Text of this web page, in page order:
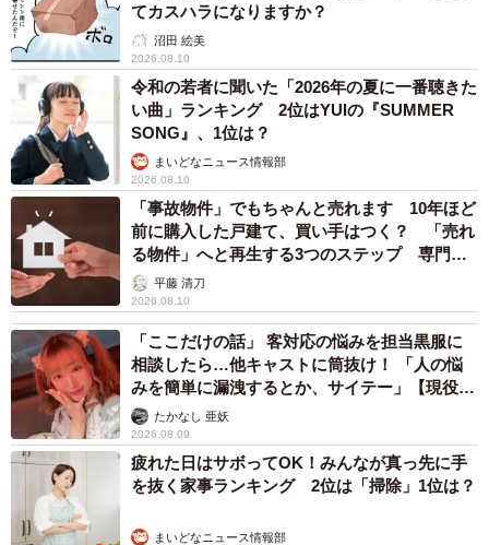
てカスハラになりますか？
沼田 絵美
2026.08.10
令和の若者に聞いた「2026年の夏に一番聴きた
い曲」ランキング 2位はYUIの『SUMMER
SONG』、1位は？
まいどなニュース情報部
2026.08.10
「事故物件」でもちゃんと売れます 10年ほど
前に購入した戸建て、買い手はつく？ 「売れ
る物件」へと再生する3つのステップ 専門家
が解説平藤 清刀
2026.08.10
「ここだけの話」 客対応の悩みを担当黒服に
相談したら…他キャストに筒抜け！ 「人の悩
みを簡単に漏洩するとか、サイテー」【現役キ
ャストに取材】
たかなし 亜妖
2026.08.09
疲れた日はサボってOK！みんなが真っ先に手
を抜く家事ランキング 2位は「掃除」1位は？
まいどなニュース情報部